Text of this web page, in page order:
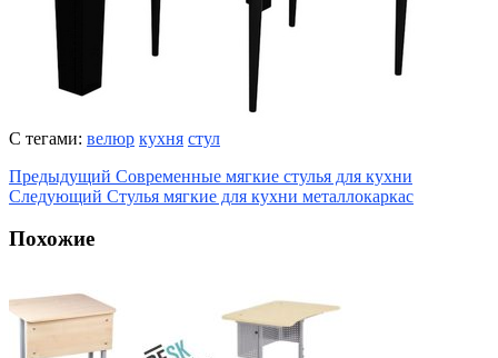
С тегами: велюр кухня стул
Предыдущий Современные мягкие стулья для кухни
Следующий Стулья мягкие для кухни металлокаркас
Похожие